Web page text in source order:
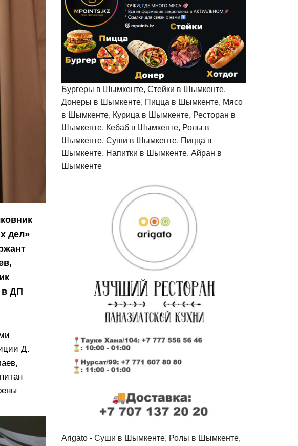
дел»
в ДП
Д.
Бургеры в Шымкенте, Стейки в Шымкенте,
Донеры в Шымкенте, Пицца в Шымкенте, Мясо
в Шымкенте, Курица в Шымкенте, Ресторан в
Шымкенте, Кебаб в Шымкенте, Ролы в
Шымкенте, Суши в Шымкенте, Пицца в
Шымкенте, Напитки в Шымкенте, Айран в
Шымкенте
Arigato - Cуши в Шымкенте, Ролы в Шымкенте,